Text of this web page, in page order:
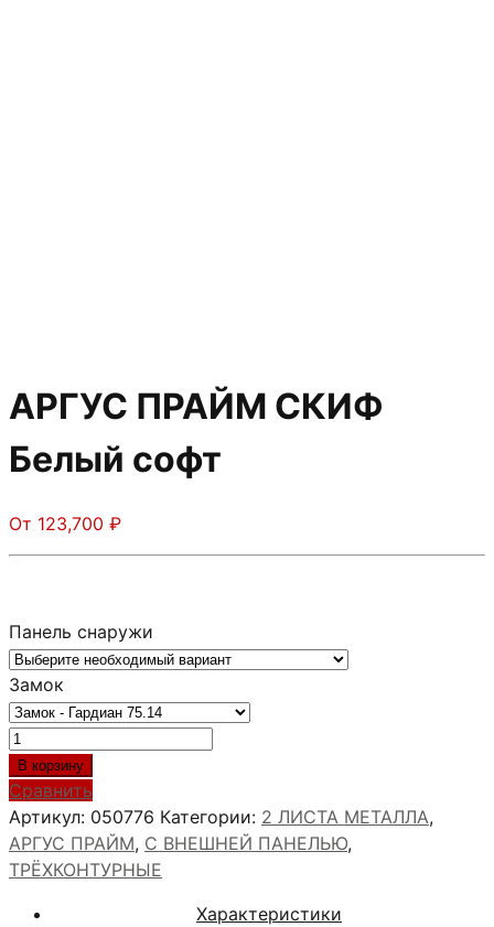
АРГУС ПРАЙМ СКИФ
Белый софт
От 123,700 ₽
Панель снаружи
Замок
Количество
товара
АРГУС
ПРАЙМ
СКИФ
Белый
В корзину
Сравнить
Артикул: 050776 Категории: 2 ЛИСТА МЕТАЛЛА,
АРГУС ПРАЙМ, С ВНЕШНЕЙ ПАНЕЛЬЮ,
ТРЁХКОНТУРНЫЕ
Характеристики